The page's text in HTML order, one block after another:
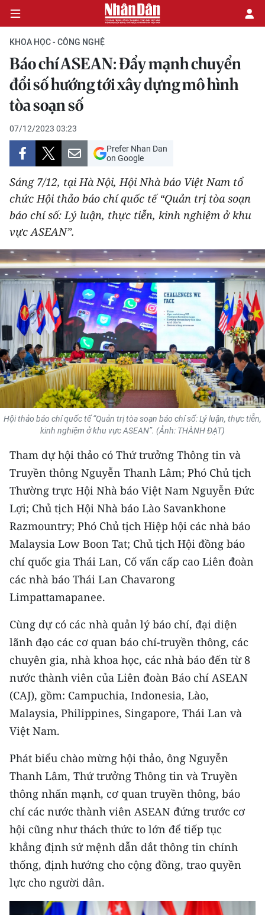
CHÍNH TRỊ
KINH TẾ
VĂN HÓA
XÃ HỘI
PHÁP LUẬT
DU LỊCH
THẾ GIỚI
THỂ THAO
GIÁO DỤC
Y TẾ
KHOA HỌC - CÔNG NGHỆ
MÔI TRƯỜNG
BẠN ĐỌC
KIỂM CHỨNG THÔNG TIN
TRI THỨC CHUYÊN SÂU
54 DÂN TỘC VIỆT NAM
CHƯƠNG TRÌNH OCOP - MỖI XÃ
MỘT SẢN PHẨM
MEDIA CENTER
E-Magazine
Video
Media Chính trị
Media Kinh tế
Media Xã hội
Media Pháp luật
Media Du lịch
Media Thế giới
Media Thể thao
Media Giáo dục
KHOA HỌC - CÔNG NGHỆ
Báo chí ASEAN: Đẩy mạnh chuyển
đổi số hướng tới xây dựng mô hình
tòa soạn số
07/12/2023 03:23
Prefer Nhan Dan
on Google
Sáng 7/12, tại Hà Nội, Hội Nhà báo Việt Nam tổ
chức Hội thảo báo chí quốc tế“Quản trị tòa soạn
báo chí số: Lý luận, thực tiễn, kinh nghiệm ở khu
vực ASEAN”.
Hội thảo báo chí quốc tế “Quản trị tòa soạn báo chí số: Lý luận, thực tiễn,
kinh nghiệm ở khu vực ASEAN”. (Ảnh: THÀNH ĐẠT)
Tham dự hội thảo có Thứ trưởng Thông tin và
Truyền thông Nguyễn Thanh Lâm; Phó Chủ tịch
Thường trực Hội Nhà báo Việt Nam Nguyễn Đức
Lợi; Chủ tịch Hội Nhà báo Lào Savankhone
Razmountry; Phó Chủ tịch Hiệp hội các nhà báo
Malaysia Low Boon Tat; Chủ tịch Hội đồng báo
chí quốc gia Thái Lan, Cố vấn cấp cao Liên đoàn
các nhà báo Thái Lan Chavarong
Limpattamapanee.
Cùng dự có các nhà quản lý báo chí, đại diện
lãnh đạo các cơ quan báo chí-truyền thông, các
chuyên gia, nhà khoa học, các nhà báo đến từ 8
nước thành viên của Liên đoàn Báo chí ASEAN
(CAJ), gồm: Campuchia, Indonesia, Lào,
Malaysia, Philippines, Singapore, Thái Lan và
Việt Nam.
Phát biểu chào mừng hội thảo, ông Nguyễn
Thanh Lâm, Thứ trưởng Thông tin và Truyền
thông nhấn mạnh, cơ quan truyền thông, báo
chí các nước thành viên ASEAN đứng trước cơ
hội cũng như thách thức to lớn để tiếp tục
khẳng định sứ mệnh dẫn dắt thông tin chính
thống, định hướng cho cộng đồng, trao quyền
lực cho người dân.